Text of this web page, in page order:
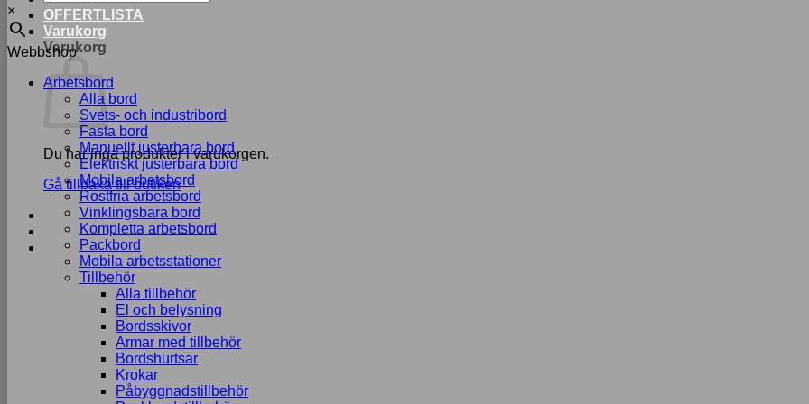
OFFERTLISTA
Varukorg
Varukorg
Du har inga produkter i varukorgen.
Gå tillbaka till butiken
×
Webbshop
Arbetsbord
Alla bord
Svets- och industribord
Fasta bord
Manuellt justerbara bord
Elektriskt justerbara bord
Mobila arbetsbord
Rostfria arbetsbord
Vinklingsbara bord
Kompletta arbetsbord
Packbord
Mobila arbetsstationer
Tillbehör
Alla tillbehör
El och belysning
Bordsskivor
Armar med tillbehör
Bordshurtsar
Krokar
Påbyggnadstillbehör